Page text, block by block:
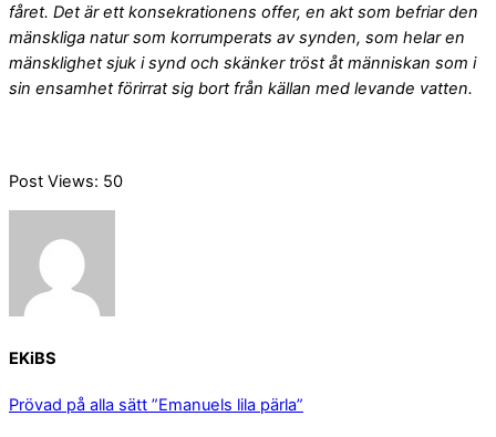
fåret. Det är ett konsekrationens offer, en akt som befriar den
mänskliga natur som korrumperats av synden, som helar en
mänsklighet sjuk i synd och skänker tröst åt människan som i
sin ensamhet förirrat sig bort från källan med levande vatten.
Post Views: 50
EKiBS
Prövad på alla sätt ”Emanuels lila pärla”